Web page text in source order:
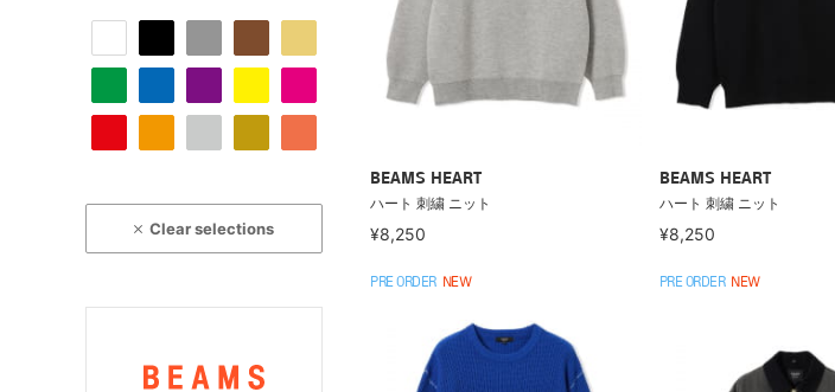
Clear selections
BEAMS HEART
ハート 刺繍 ニット
¥8,250
BEAMS HEART
ハート 刺繍 ニット
¥8,250
PRE ORDER NEW PRE ORDER NEW